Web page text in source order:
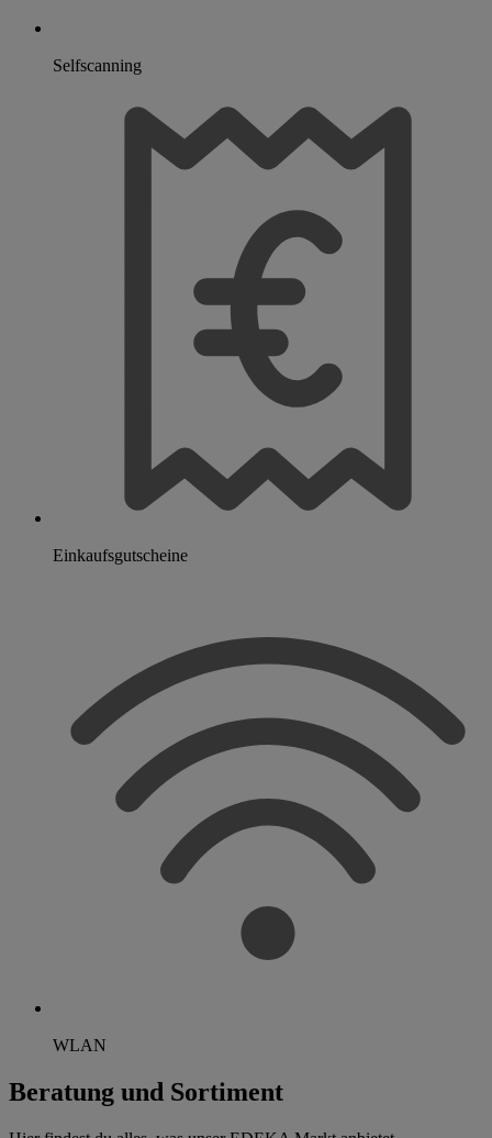
Selfscanning
Einkaufsgutscheine
WLAN
Beratung und Sortiment